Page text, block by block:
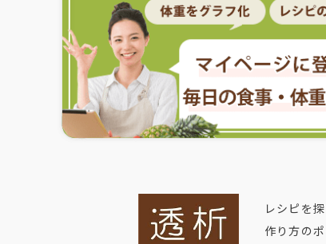
レシピを
作り方の